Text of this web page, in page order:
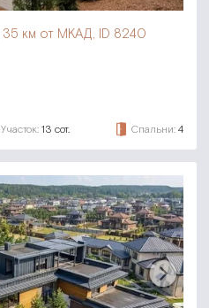
35 км от МКАД, ID 8240
Участок: 13 сот. Спальни: 4